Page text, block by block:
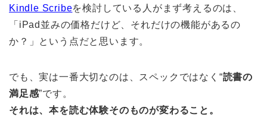
Kindle Scribeを検討している人がまず考えるのは、
「iPad並みの価格だけど、それだけの機能があるの
か？」という点だと思います。
でも、実は一番大切なのは、スペックではなく“読書の
満足感”です。
それは、本を読む体験そのものが変わること。